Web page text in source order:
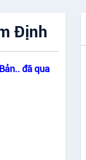
Định
đã qua